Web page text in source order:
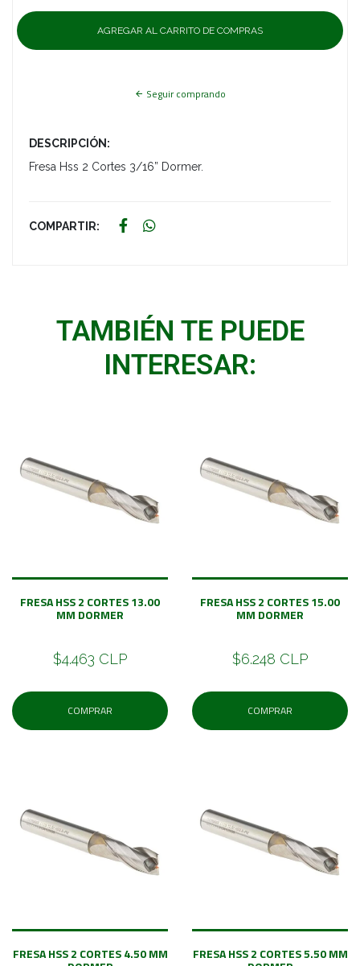
Seguir comprando
DESCRIPCIÓN:
Fresa Hss 2 Cortes 3/16” Dormer.
COMPARTIR:
TAMBIÉN TE PUEDE
INTERESAR:
FRESA HSS 2 CORTES 13.00
MM DORMER
$4.463 CLP
COMPRAR
FRESA HSS 2 CORTES 15.00
MM DORMER
$6.248 CLP
COMPRAR
FRESA HSS 2 CORTES 4.50 MM FRESA HSS 2 CORTES 5.50 MM